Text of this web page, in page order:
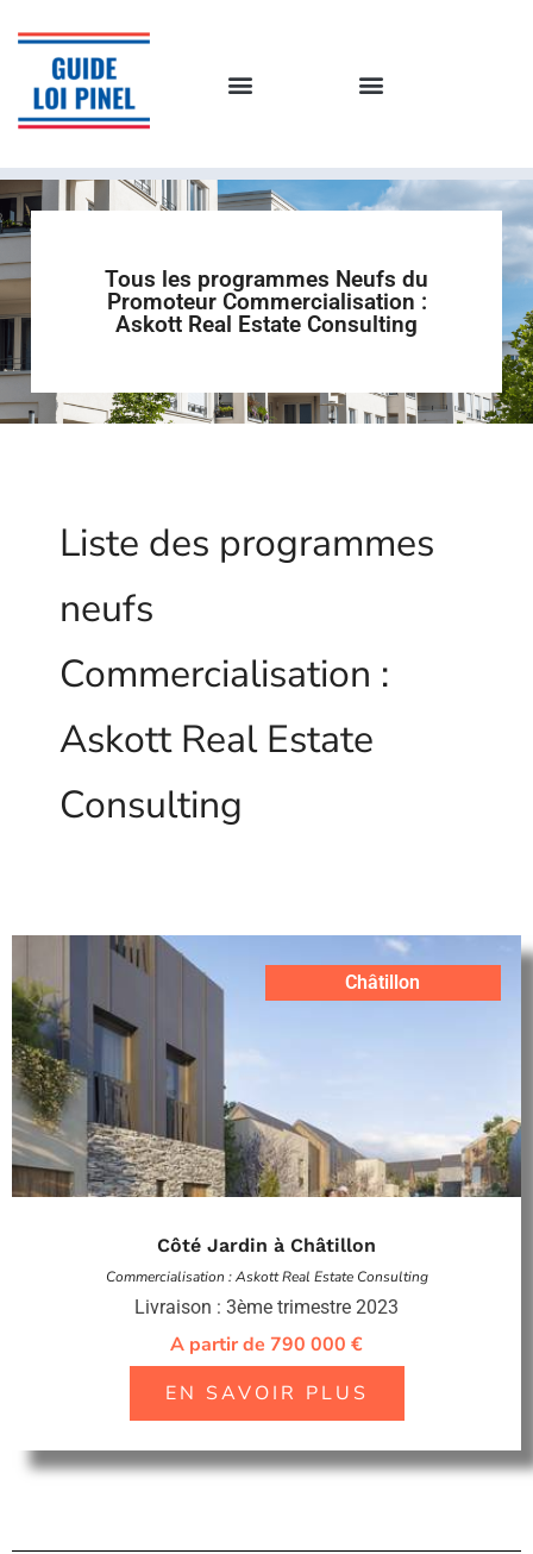
Tous les programmes Neufs du
Promoteur Commercialisation :
Askott Real Estate Consulting
Liste des programmes
neufs
Commercialisation :
Askott Real Estate
Consulting
Châtillon
Côté Jardin à Châtillon
Commercialisation : Askott Real Estate Consulting
Livraison : 3ème trimestre 2023
A partir de 790 000 €
EN SAVOIR PLUS